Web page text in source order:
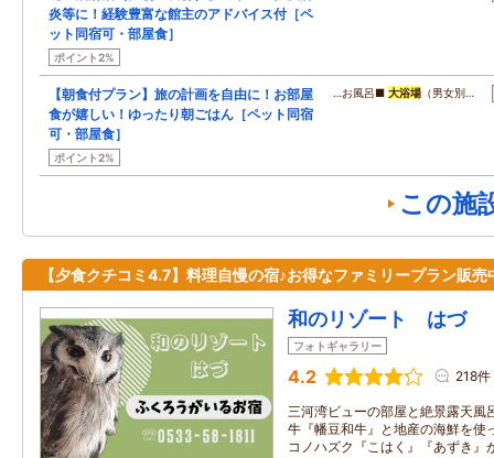
炎等に！経験豊富な館主のアドバイス付［ペ
ット同宿可・部屋食］
ポイント2%
【朝食付プラン】旅の計画を自由に！お部屋
食が嬉しい！ゆったり朝ごはん［ペット同宿
可・部屋食］
ポイント2%
…お風呂■ 大浴場 （男女別…
この施
【夕食クチコミ4.7】料理自慢の宿♪お得なファミリープラン販売
和のリゾート はづ
フォトギャラリー
4.2 218件
三河湾ビューの部屋と絶景露天風
牛『幡豆和牛』と地産の海鮮を
コノハズク『こはく』『あずき』